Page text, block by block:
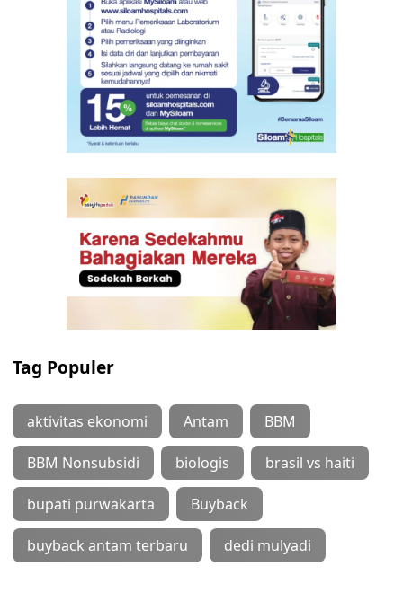
Tag Populer
aktivitas ekonomi Antam BBM
BBM Nonsubsidi biologis brasil vs haiti
bupati purwakarta Buyback
buyback antam terbaru dedi mulyadi